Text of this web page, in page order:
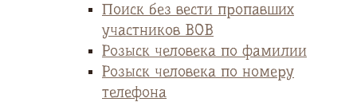
Поиск без вести пропавших
участников ВОВ
Розыск человека по фамилии
Розыск человека по номеру
телефона